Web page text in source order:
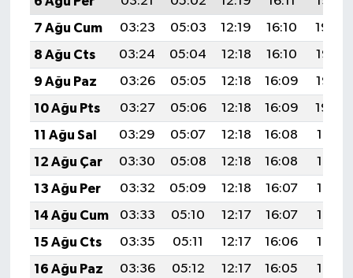
7 Ağu Cum
03:23 05:03 12:19 16:10
19:24
8 Ağu Cts
03:24 05:04 12:18 16:10
19:23
9 Ağu Paz
03:26 05:05 12:18 16:09
19:22
10 Ağu Pts
03:27 05:06 12:18 16:09
19:20
11 Ağu Sal
03:29 05:07 12:18 16:08
19:19
12 Ağu Çar
03:30 05:08 12:18 16:08
19:18
13 Ağu Per
03:32 05:09 12:18 16:07
19:16
14 Ağu Cum
03:33 05:10 12:17 16:07
19:15
15 Ağu Cts
03:35 05:11 12:17 16:06
19:14
16 Ağu Paz
03:36 05:12 12:17 16:05
19:12